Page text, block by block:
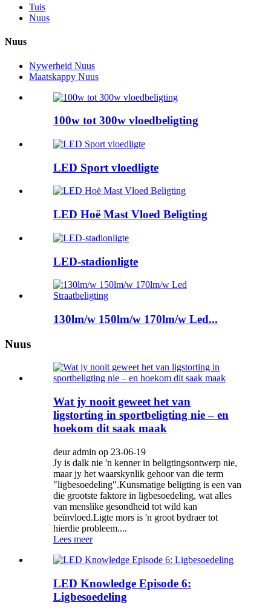
Tuis
Nuus
Nuus
Nywerheid Nuus
Maatskappy Nuus
100w tot 300w vloedbeligting
LED Sport vloedligte
LED Hoë Mast Vloed Beligting
LED-stadionligte
130lm/w 150lm/w 170lm/w Led...
Nuus
Wat jy nooit geweet het van
ligstorting in sportbeligting nie – en
hoekom dit saak maak
deur admin op 23-06-19
Jy is dalk nie 'n kenner in beligtingsontwerp nie,
maar jy het waarskynlik gehoor van die term
"ligbesoedeling".Kunsmatige beligting is een van
die grootste faktore in ligbesoedeling, wat alles
van menslike gesondheid tot wild kan
beïnvloed.Ligte mors is 'n groot bydraer tot
hierdie probleem....
Lees meer
LED Knowledge Episode 6:
Ligbesoedeling